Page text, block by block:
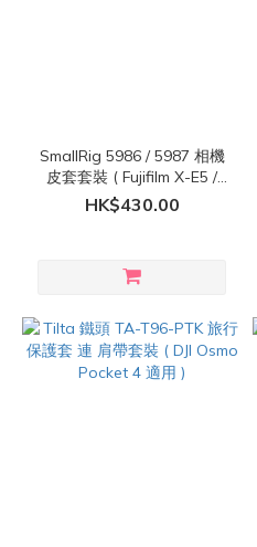
SmallRig 5986 / 5987 相機
皮套套裝 ( Fujifilm X-E5 /
X100VI 適用 )
HK$430.00